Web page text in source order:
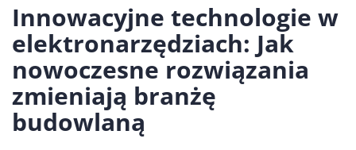
Innowacyjne technologie w
elektronarzędziach: Jak
nowoczesne rozwiązania
zmieniają branżę
budowlaną